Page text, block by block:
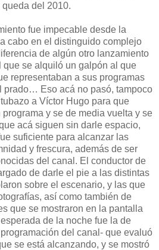
del 2010.
fue impecable desde la
cabo en el distinguido complejo
de algún otro lanzamiento
que se alquiló un galpón al que
representaban a sus programas
prado… Eso acá no pasó, tampoco
a Víctor Hugo para que
y se de media vuelta y se
acá siguen sin darle espacio,
suficiente para alcanzar las
y frescura, además de ser
del canal. El conductor de
de darle el pie a las distintas
sobre el escenario, y las que
así como también de
que se mostraron en la pantalla
de la noche fue la de
del canal- que evaluó
se está alcanzando, y se mostró